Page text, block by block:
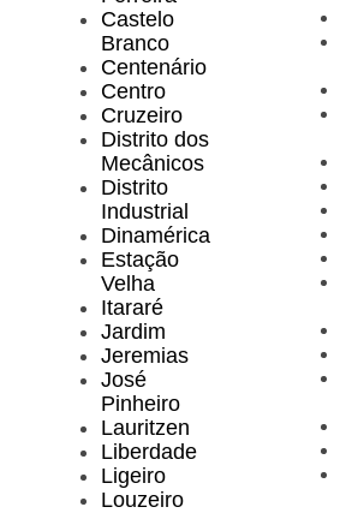
Castelo
Branco
Centenário
Centro
Cruzeiro
Distrito dos
Mecânicos
Distrito
Industrial
Dinamérica
Estação
Velha
Itararé
Jardim
Jeremias
José
Pinheiro
Lauritzen
Liberdade
Ligeiro
Louzeiro